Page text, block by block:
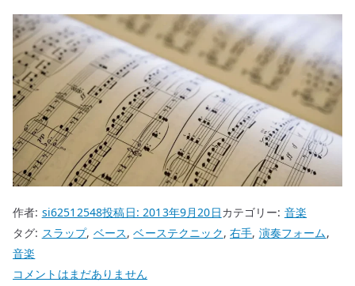
作者: si62512548投稿日:2013年9月20日カテゴリー: 音楽
タグ: スラップ, ベース,ベーステクニック,右手, 演奏フォーム,
音楽
ス
コメントはまだありません